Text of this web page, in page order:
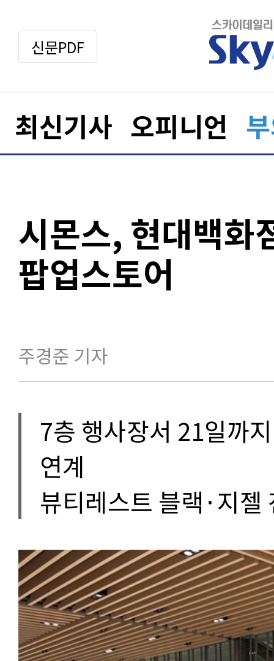
신문PDF
최신기사 오피니언
시몬스, 현대백화
팝업스토어
주경준 기자
7층 행사장서 21일까
연계
뷰티레스트 블랙·지젤